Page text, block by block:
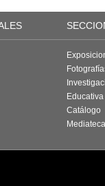
Educativa
Catálogo
Mediateca